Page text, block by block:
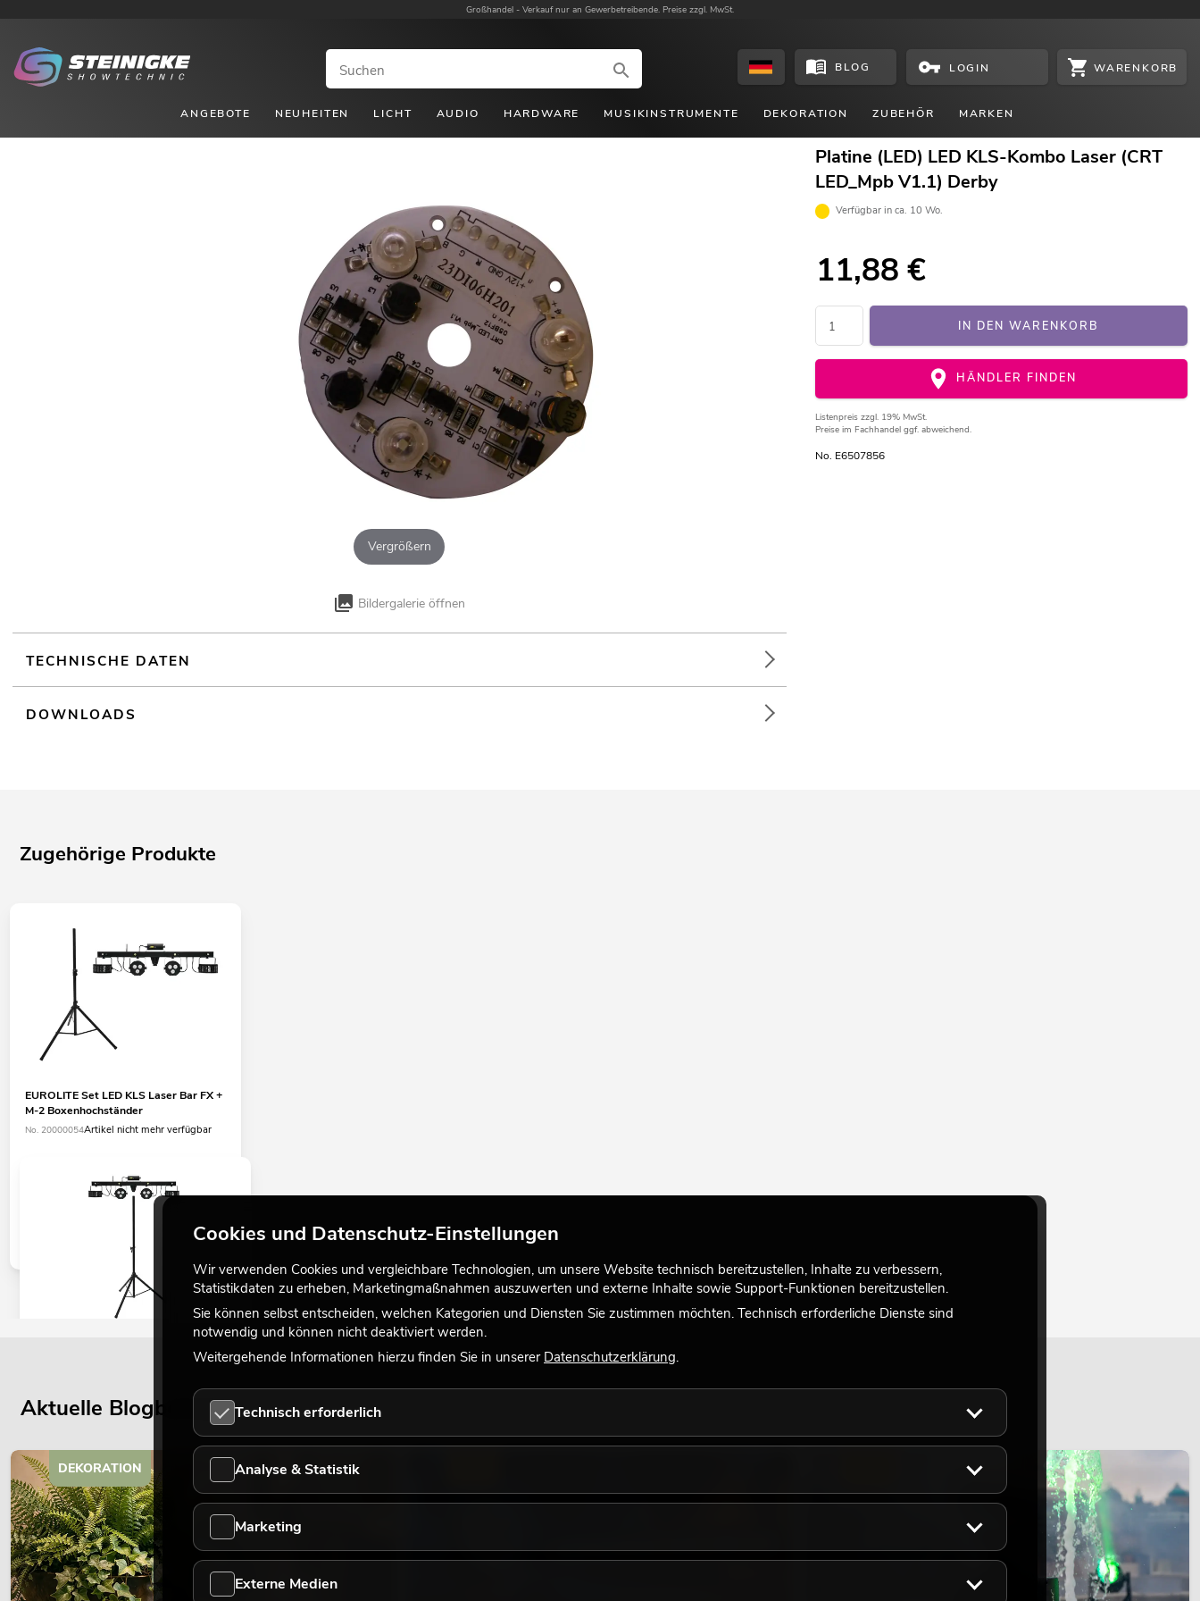
Großhandel - Verkauf nur an Gewerbetreibende. Preise zzgl. MwSt.
BLOG LOGIN WARENKORB
ANGEBOTE NEUHEITEN LICHT AUDIO HARDWARE MUSIKINSTRUMENTE DEKORATION ZUBEHÖR MARKEN
Vergrößern
Bildergalerie öffnen
Platine (LED) LED KLS-Kombo Laser (CRT
LED_Mpb V1.1) Derby
Verfügbar in ca. 10 Wo.
11,88 €
IN DEN WARENKORB
HÄNDLER FINDEN
Listenpreis zzgl. 19% MwSt.
Preise im Fachhandel ggf. abweichend.
No. E6507856
TECHNISCHE DATEN
DOWNLOADS
Zugehörige Produkte
EUROLITE Set LED KLS Laser Bar FX +
M-2 Boxenhochständer
No. 20000054Artikel nicht mehr verfügbar
EUROLITE Set LED KLS Laser Bar FX +
Bestand reicht ca. 12 Wo.
399,00€
Aktuelle Blogbeiträge
DEKORATION
Cookies und Datenschutz-Einstellungen
Wir verwenden Cookies und vergleichbare Technologien, um unsere Website technisch bereitzustellen, Inhalte zu verbessern,
Statistikdaten zu erheben, Marketingmaßnahmen auszuwerten und externe Inhalte sowie Support-Funktionen bereitzustellen.
Sie können selbst entscheiden, welchen Kategorien und Diensten Sie zustimmen möchten. Technisch erforderliche Dienste sind
notwendig und können nicht deaktiviert werden.
Weitergehende Informationen hierzu finden Sie in unserer Datenschutzerklärung.
Technisch erforderlich
Analyse & Statistik
Marketing
Externe Medien